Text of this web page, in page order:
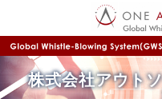
株式会社アウト